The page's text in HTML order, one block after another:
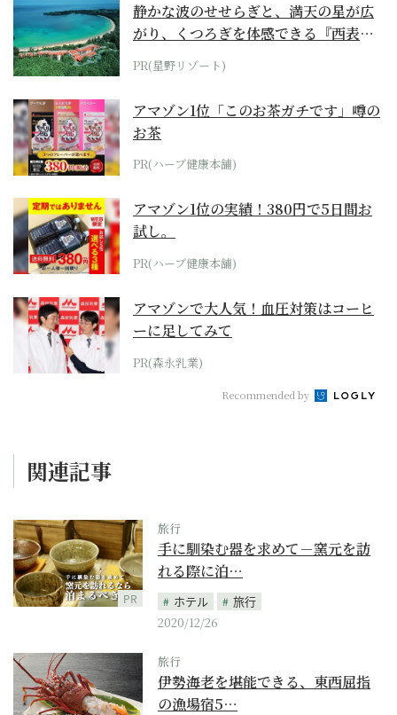
静かな波のせせらぎと、満天の星が広
がり、くつろぎを体感できる『西表島
ホテル by...
PR(星野リゾート)
アマゾン1位「このお茶ガチです」噂の
お茶
PR(ハーブ健康本舗)
アマゾン1位の実績！380円で5日間お
試し。
PR(ハーブ健康本舗)
アマゾンで大人気！血圧対策はコーヒ
ーに足してみて
PR(森永乳業)
Recommended by
関連記事
PR
旅行
手に馴染む器を求めて－窯元を訪
れる際に泊…
ホテル
旅行
2020/12/26
旅行
伊勢海老を堪能できる、東西屈指
の漁場宿5…